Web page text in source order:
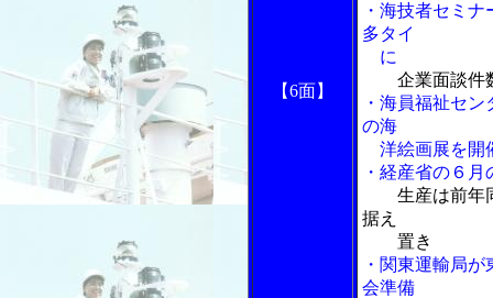
【6面】
・海技者セミ
多タイ
に
企業面談件
・海員福祉セ
の海
洋絵画展を開
・経産省の６
生産は前年
据え
置き
・関東運輸局
会準備